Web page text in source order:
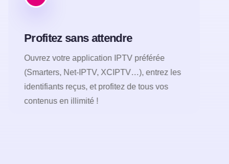
Profitez sans attendre
Ouvrez votre application IPTV préférée
(Smarters, Net-IPTV, XCIPTV…), entrez les
identifiants reçus, et profitez de tous vos
contenus en illimité !